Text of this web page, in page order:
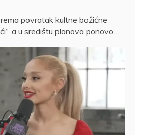
povratak kultne božićne
a u središtu planova ponovo…